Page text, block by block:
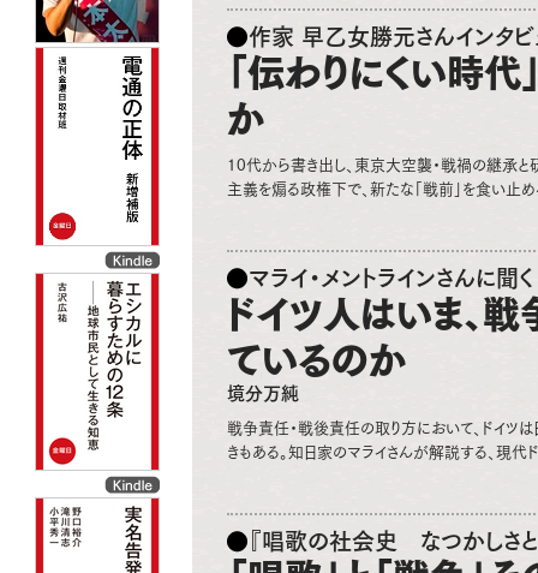
作家 早乙女勝元さんインタビ
「伝わりにくい時
か
10代から書き出し、東京大空襲・戦禍の継承
主義を煽る政権下で、新たな「戦前」を食い止
マライ・メントラインさんに聞く
ドイツ人はいま、
ているのか
境分万純
戦争責任・戦後責任の取り方において、ドイツは
きもある。知日家のマライさんが解説する、現代
『唱歌の社会史 なつかしさと